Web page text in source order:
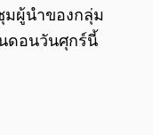
มผู้นำของกลุ่ม
ดอนวันศุกร์นี้